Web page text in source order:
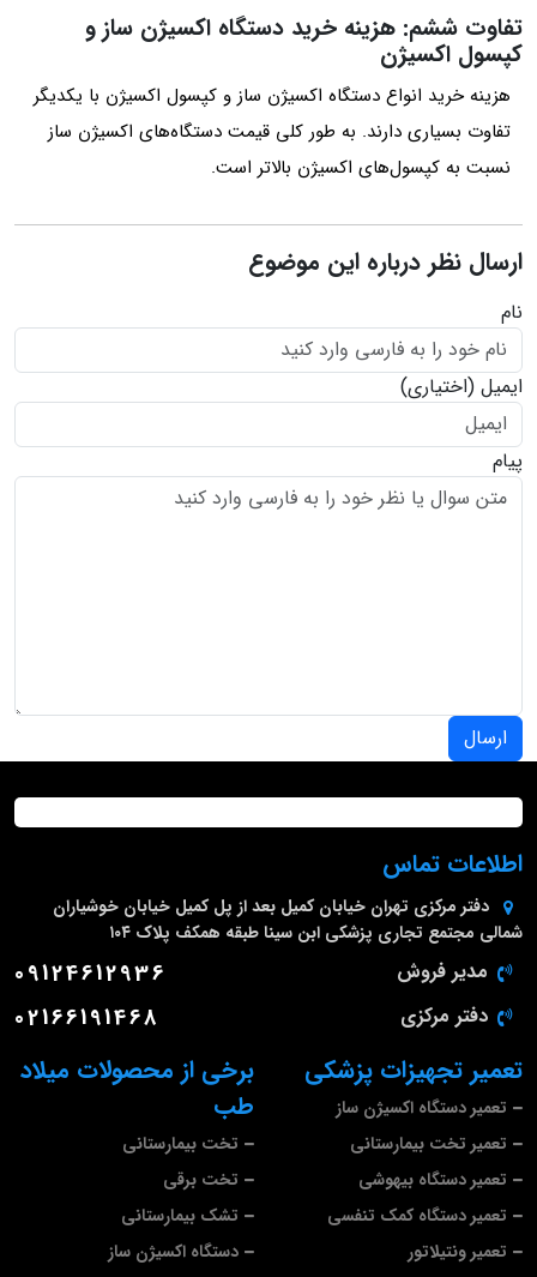
تفاوت ششم: هزینه خرید دستگاه اکسیژن ساز و
کپسول اکسیژن
هزینه خرید انواع دستگاه اکسیژن ساز و کپسول اکسیژن با یکدیگر
تفاوت بسیاری دارند. به طور کلی قیمت دستگاه‌های اکسیژن ساز
نسبت به کپسول‌های اکسیژن بالاتر است.
ارسال نظر درباره این موضوع
نام
ایمیل (اختیاری)
پیام
ارسال
برخی از محصولات میلاد
طب
تخت بیمارستانی
تخت برقی
تشک بیمارستانی
دستگاه اکسیژن ساز
تعمیر تجهیزات پزشکی
تعمیر دستگاه اکسیژن ساز
تعمیر تخت بیمارستانی
تعمیر دستگاه بیهوشی
تعمیر دستگاه کمک تنفسی
تعمیر ونتیلاتور
اطلاعات تماس
دفتر مرکزی تهران خیابان کمیل بعد از پل کمیل خیابان خوشیاران
شمالی مجتمع تجاری پزشکی ابن سینا طبقه همکف پلاک ۱۰۴
مدیر فروش 09124612936
دفتر مرکزی 02166191468